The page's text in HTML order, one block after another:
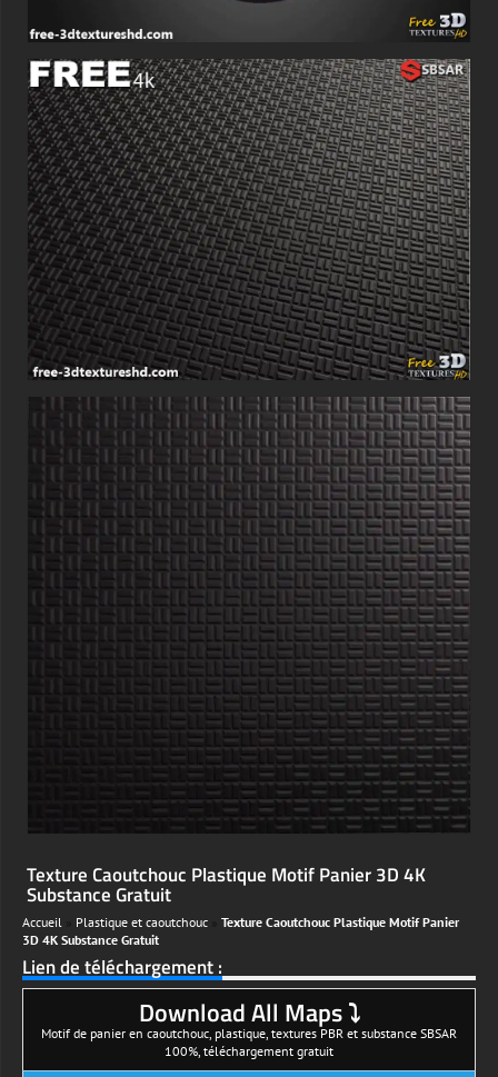
Texture Caoutchouc Plastique Motif Panier 3D 4K
Substance Gratuit
Accueil Plastique et caoutchouc
Texture Caoutchouc Plastique Motif Panier
3D 4K Substance Gratuit
Lien de téléchargement :
Download All Maps ⤵
Motif de panier en caoutchouc, plastique, textures PBR et substance SBSAR
100%, téléchargement gratuit